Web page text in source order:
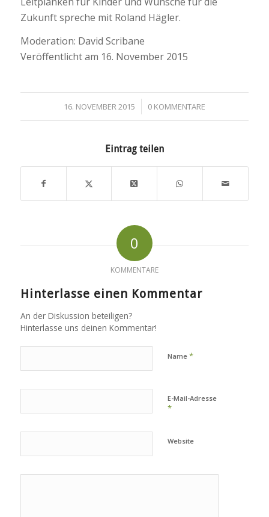
Zukunft spreche mit Roland Hägler.
Moderation: David Scribane
Veröffentlicht am 16. November 2015
16. NOVEMBER 2015
/ 0 KOMMENTARE
Eintrag teilen
0
KOMMENTARE
Hinterlasse einen Kommentar
An der Diskussion beteiligen?
Hinterlasse uns deinen Kommentar!
Name *
E-Mail-Adresse
*
Website